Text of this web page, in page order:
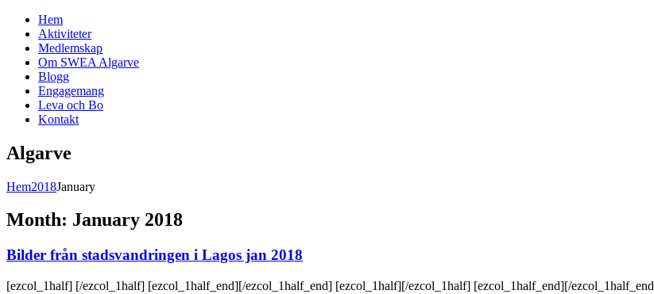
Hem
Aktiviteter
Medlemskap
Om SWEA Algarve
Blogg
Engagemang
Leva och Bo
Kontakt
Algarve
Hem2018January
Month: January 2018
Bilder från stadsvandringen i Lagos jan 2018
[ezcol_1half] [/ezcol_1half] [ezcol_1half_end][/ezcol_1half_end] [ezcol_1half][/ezcol_1half] [ezcol_1half_end][/